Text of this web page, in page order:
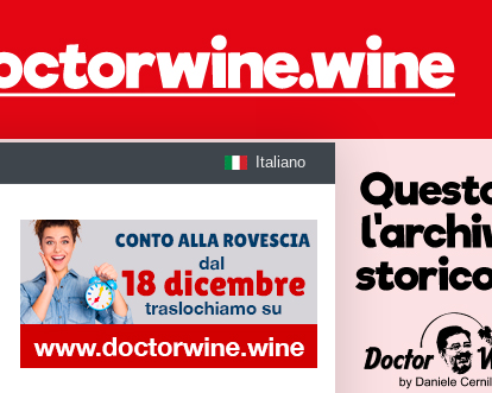
Italiano